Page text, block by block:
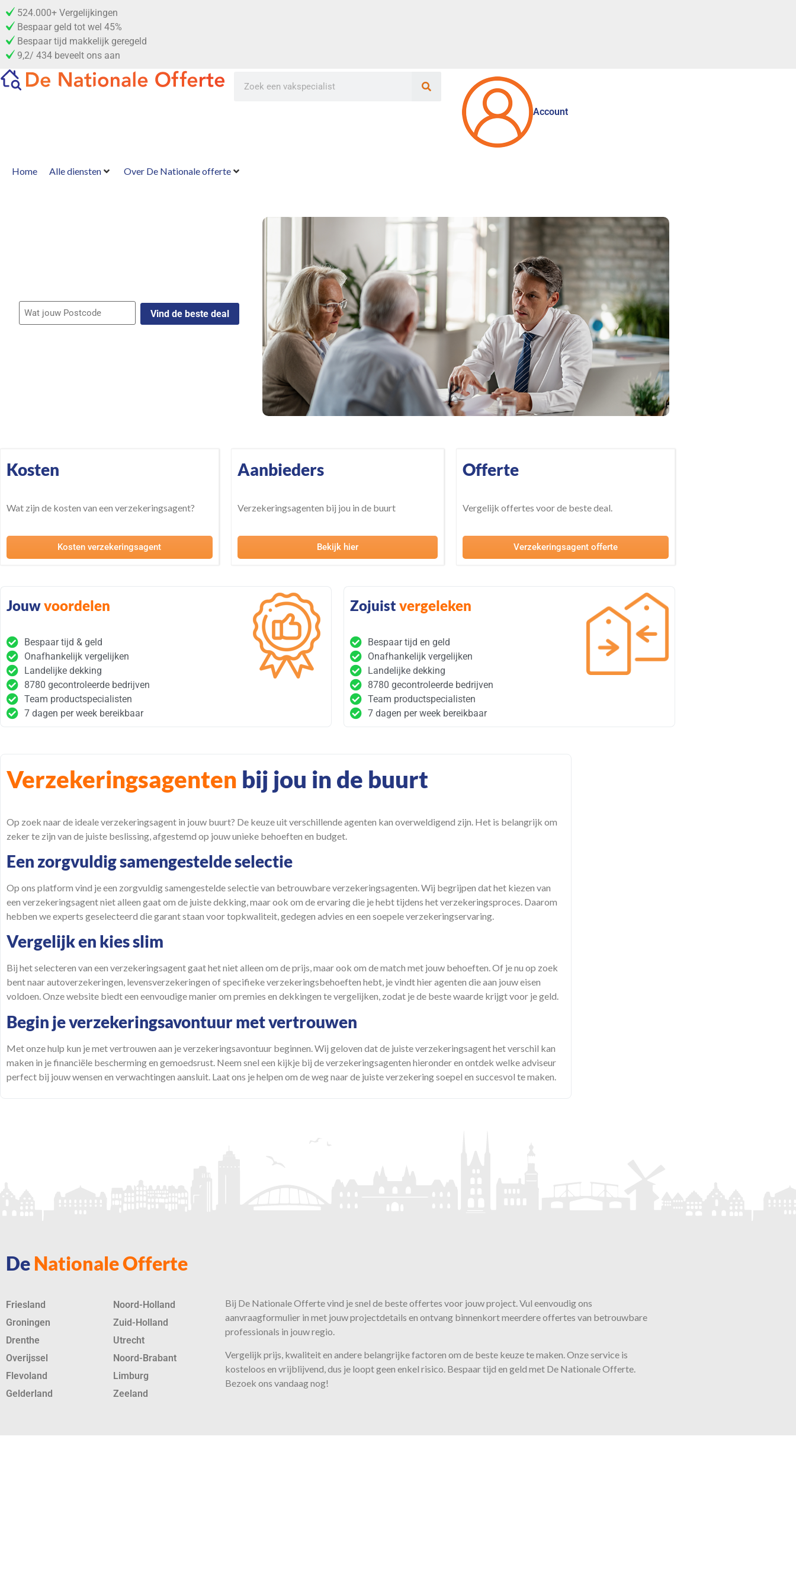
524.000+ Vergelijkingen
Bespaar geld tot wel 45%
Bespaar tijd makkelijk geregeld
9,2/ 434 beveelt ons aan
Account
Home Alle diensten Over De Nationale offerte
Wat
jouw
Postcode
Kosten
Wat zijn de kosten van een verzekeringsagent?
Kosten verzekeringsagent
Aanbieders
Verzekeringsagenten bij jou in de buurt
Bekijk hier
Offerte
Vergelijk offertes voor de beste deal.
Verzekeringsagent offerte
Jouwvoordelen
Bespaar tijd & geld
Onafhankelijk vergelijken
Landelijke dekking
8780 gecontroleerde bedrijven
Team productspecialisten
7 dagen per week bereikbaar
Zojuist vergeleken
Bespaar tijd en geld
Onafhankelijk vergelijken
Landelijke dekking
8780 gecontroleerde bedrijven
Team productspecialisten
7 dagen per week bereikbaar
Verzekeringsagenten bij jou in de buurt
Op zoek naar de ideale verzekeringsagent in jouw buurt? De keuze uit verschillende agenten kan overweldigend zijn. Het is belangrijk om
zeker te zijn van de juiste beslissing, afgestemd op jouw unieke behoeften en budget.
Een zorgvuldig samengestelde selectie
Op ons platform vind je een zorgvuldig samengestelde selectie van betrouwbare verzekeringsagenten. Wij begrijpen dat het kiezen van
een verzekeringsagent niet alleen gaat om de juiste dekking, maar ook om de ervaring die je hebt tijdens het verzekeringsproces. Daarom
hebben we experts geselecteerd die garant staan voor topkwaliteit, gedegen advies en een soepele verzekeringservaring.
Vergelijk en kies slim
Bij het selecteren van een verzekeringsagent gaat het niet alleen om de prijs, maar ook om de match met jouw behoeften. Of je nu op zoek
bent naar autoverzekeringen, levensverzekeringen of specifieke verzekeringsbehoeften hebt, je vindt hier agenten die aan jouw eisen
voldoen. Onze website biedt een eenvoudige manier om premies en dekkingen te vergelijken, zodat je de beste waarde krijgt voor je geld.
Begin je verzekeringsavontuur met vertrouwen
Met onze hulp kun je metvertrouwen aan je verzekeringsavontuur beginnen. Wij geloven dat de juiste verzekeringsagent het verschil kan
maken in je financiële bescherming en gemoedsrust. Neem snel een kijkje bij de verzekeringsagenten hieronder en ontdek welke adviseur
perfect bij jouw wensen en verwachtingen aansluit. Laat ons je helpen om de weg naar de juiste verzekering soepel en succesvol te maken.
De Nationale Offerte
Friesland
Groningen
Drenthe
Overijssel
Flevoland
Gelderland
Noord-Holland
Zuid-Holland
Utrecht
Noord-Brabant
Limburg
Zeeland
Bij De Nationale Offerte vind je snel de besteoffertes voor jouw project. Vul eenvoudig ons
aanvraagformulier in met jouw projectdetails en ontvang binnenkort meerdere offertes van betrouwbare
professionals in jouw regio.
Vergelijk prijs, kwaliteit en andere belangrijke factoren om de beste keuze te maken. Onzeservice is
kosteloos en vrijblijvend, dus je loopt geen enkel risico. Bespaar tijd en geld met De Nationale Offerte.
Bezoek ons vandaag nog!